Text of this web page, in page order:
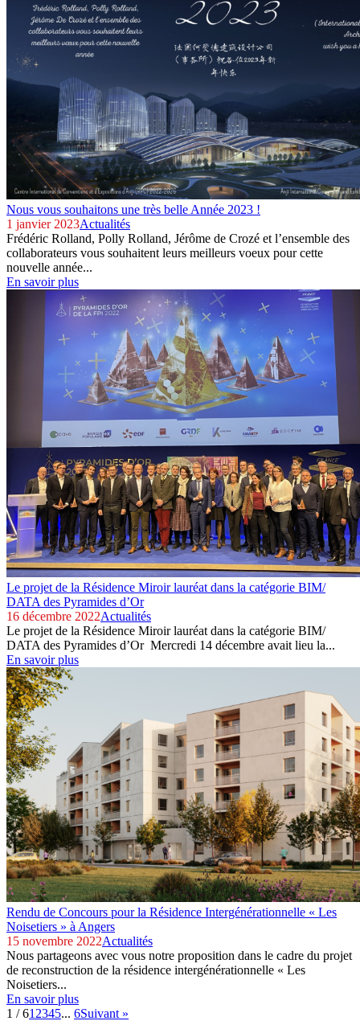
Nous vous souhaitons une très belle Année 2023 !
1 janvier 2023Actualités
Frédéric Rolland, Polly Rolland, Jérôme de Crozé et l’ensemble des
collaborateurs vous souhaitent leurs meilleurs voeux pour cette
nouvelle année...
En savoir plus
Le projet de la Résidence Miroir lauréat dans la catégorie BIM/
DATA des Pyramides d’Or
16 décembre 2022Actualités
Le projet de la Résidence Miroir lauréat dans la catégorie BIM/
DATA des Pyramides d’Or Mercredi 14 décembre avait lieu la...
En savoir plus
Rendu de Concours pour la Résidence Intergénérationnelle « Les
Noisetiers » à Angers
15 novembre 2022Actualités
Nous partageons avec vous notre proposition dans le cadre du projet
de reconstruction de la résidence intergénérationnelle « Les
Noisetiers...
En savoir plus
1 / 61 2345... 6Suivant »